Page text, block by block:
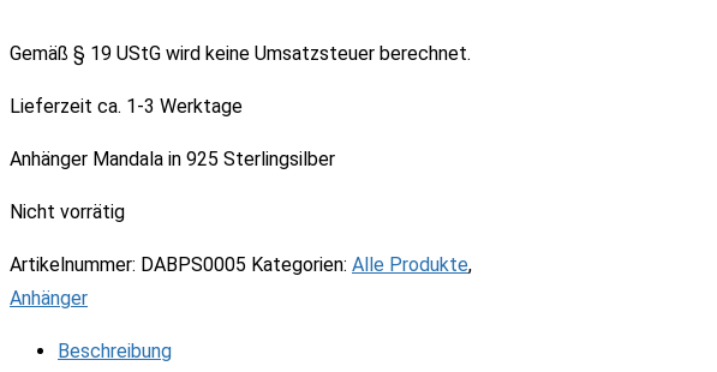
Gemäß § 19 UStG wird keine Umsatzsteuer berechnet.
Lieferzeit ca. 1-3 Werktage
Anhänger Mandala in 925 Sterlingsilber
Nicht vorrätig
Artikelnummer: DABPS0005 Kategorien: Alle Produkte,
Anhänger
Beschreibung